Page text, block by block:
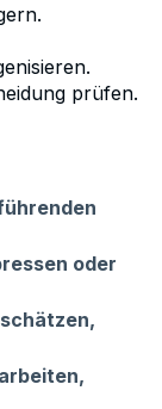
prüfen.
oder